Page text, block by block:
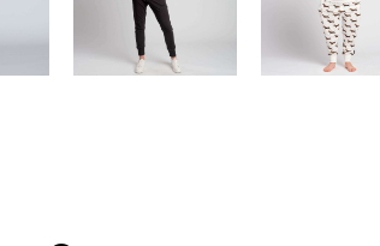
14 690 pуб.
2 900 pуб.
9 590 pуб.
1 900 pуб.